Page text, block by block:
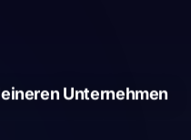
Unternehmen